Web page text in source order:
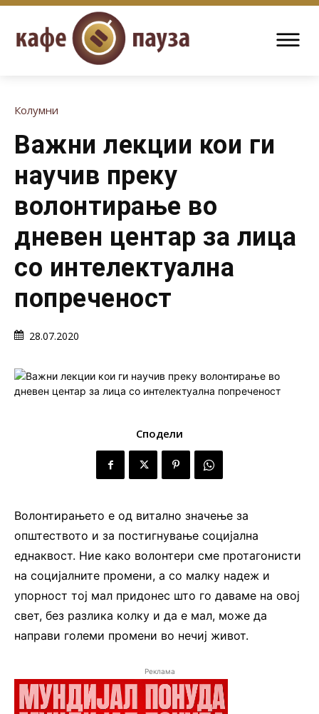
Колумни
Важни лекции кои ги
научив преку
волонтирање во
дневен центар за лица
со интелектуална
попреченост
28.07.2020
Сподели
Волонтирањето е од витално значење за
општеството и за постигнување социјална
еднаквост. Ние како волонтери сме протагонисти
на социјалните промени, а со малку надеж и
упорност тој мал придонес што го даваме на овој
свет, без разлика колку и да е мал, може да
направи големи промени во нечиј живот.
Реклама